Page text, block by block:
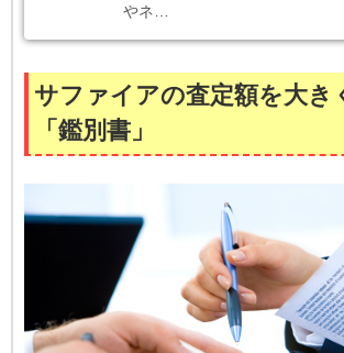
やネ…
サファイアの査定額を大き
「鑑別書」